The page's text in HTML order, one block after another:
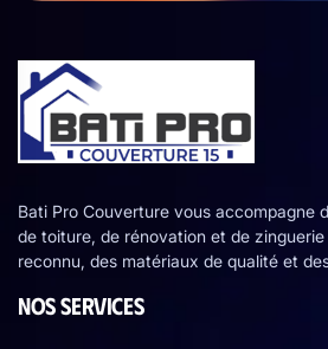
Bati Pro Couverture vous accompagne
de toiture, de rénovation et de
reconnu, des matériaux de qualité et
NOS SERVICES